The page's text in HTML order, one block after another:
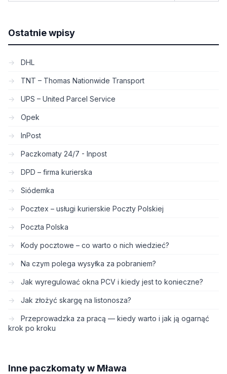
Ostatnie wpisy
DHL
TNT – Thomas Nationwide Transport
UPS – United Parcel Service
Opek
InPost
Paczkomaty 24/7 - Inpost
DPD – firma kurierska
Siódemka
Pocztex – usługi kurierskie Poczty Polskiej
Poczta Polska
Kody pocztowe – co warto o nich wiedzieć?
Na czym polega wysyłka za pobraniem?
Jak wyregulować okna PCV i kiedy jest to konieczne?
Jak złożyć skargę na listonosza?
Przeprowadzka za pracą — kiedy warto i jak ją ogarnąć
krok po kroku
Inne paczkomaty w Mława